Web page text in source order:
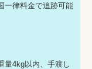
一律料金で追跡可能
量4kg以内、手渡し